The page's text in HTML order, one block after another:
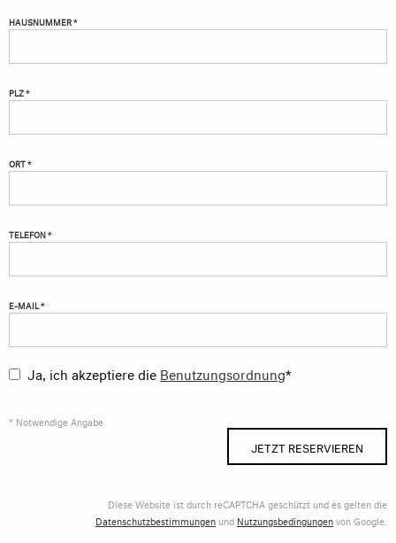
HAUSNUMMER *
PLZ *
ORT *
TELEFON *
E-MAIL *
Ja, ich akzeptiere die Benutzungsordnung*
* Notwendige Angabe
JETZT RESERVIEREN
Diese Website ist durch reCAPTCHA geschützt und es gelten die
Datenschutzbestimmungen und Nutzungsbedingungenvon Google.